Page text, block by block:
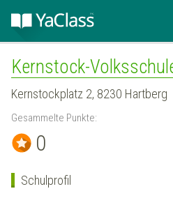
Kernstock-
Kernstockplatz 2, 8230 Hartberg
Gesammelte Punkte:
0
Schulprofil